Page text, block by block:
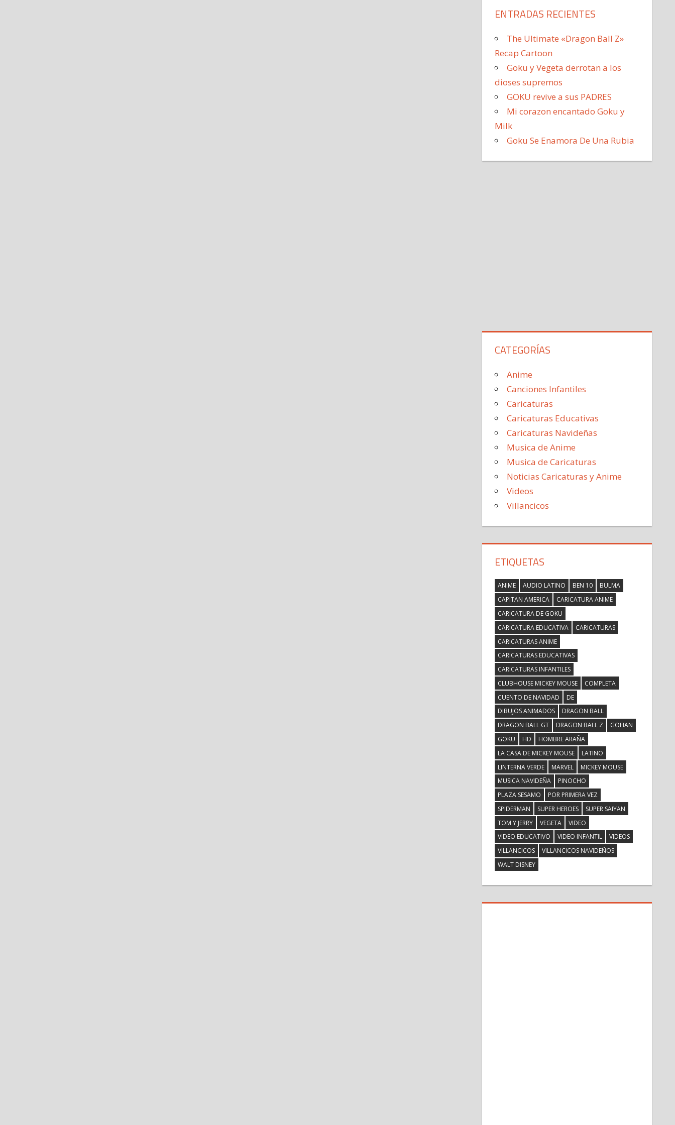
ENTRADAS RECIENTES
The Ultimate «Dragon Ball Z»
Recap Cartoon
Goku y Vegeta derrotan a los
dioses supremos
GOKU revive a sus PADRES
Mi corazon encantado Goku y
Milk
Goku Se Enamora De Una Rubia
CATEGORÍAS
Anime
Canciones Infantiles
Caricaturas
Caricaturas Educativas
Caricaturas Navideñas
Musica de Anime
Musica de Caricaturas
Noticias Caricaturas y Anime
Videos
Villancicos
ETIQUETAS
ANIME AUDIO LATINO BEN 10
BULMA
CAPITAN AMERICA
CARICATURA ANIME
CARICATURA DE GOKU
CARICATURA EDUCATIVA
CARICATURAS
CARICATURAS ANIME
CARICATURAS EDUCATIVAS
CARICATURAS INFANTILES
CLUBHOUSE MICKEY MOUSE
COMPLETA
CUENTO DE NAVIDAD
DE
DIBUJOS ANIMADOS
DRAGON BALL
DRAGON BALL GT
DRAGON BALL Z
GOHAN
GOKU
HD
HOMBRE ARAÑA
LA CASA DE MICKEY MOUSE
LATINO
LINTERNA VERDE
MARVEL
MICKEY MOUSE
MUSICA NAVIDEÑA
PINOCHO
PLAZA SESAMO
POR PRIMERA VEZ
SPIDERMAN
SUPER HEROES
SUPER SAIYAN
TOM Y JERRY
VEGETA
VIDEO
VIDEO EDUCATIVO
VIDEO INFANTIL
VIDEOS
VILLANCICOS
VILLANCICOS NAVIDEÑOS
WALT DISNEY